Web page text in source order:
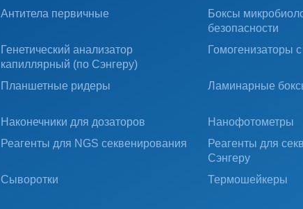
Антитела первичные
Боксы
безопасности
Генетический анализатор
капиллярный (по Сэнгеру)
Гомогенизаторы
Планшетные ридеры Ламинарные
Наконечники для дозаторов
Нанофотометры
Реагенты для NGS секвенирования
Реагенты для
Сэнгеру
Сыворотки
Термошейкеры